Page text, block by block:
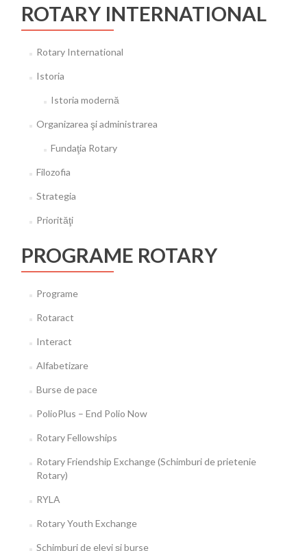
ROTARY INTERNATIONAL
Rotary International
Istoria
Istoria modernă
Organizarea şi administrarea
Fundaţia Rotary
Filozofia
Strategia
Priorităţi
PROGRAME ROTARY
Programe
Rotaract
Interact
Alfabetizare
Burse de pace
PolioPlus – End Polio Now
Rotary Fellowships
Rotary Friendship Exchange (Schimburi de prietenie
Rotary)
RYLA
Rotary Youth Exchange
Schimburi de elevi şi burse